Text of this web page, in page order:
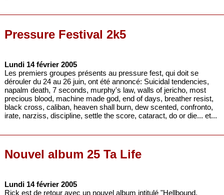
Pressure Festival 2k5
Lundi 14 février 2005
Les premiers groupes présents au pressure fest, qui doit se
dérouler du 24 au 26 juin, ont été annoncé: Suicidal tendencies,
napalm death, 7 seconds, murphy's law, walls of jericho, most
precious blood, machine made god, end of days, breather resist,
black cross, caliban, heaven shall burn, dew scented, confronto,
irate, narziss, discipline, settle the score, cataract, do or die... et...
Nouvel album 25 Ta Life
Lundi 14 février 2005
Rick est de retour avec un nouvel album intitulé "Hellbound,